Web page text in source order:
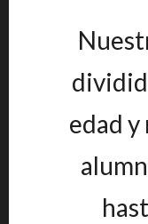
edad y